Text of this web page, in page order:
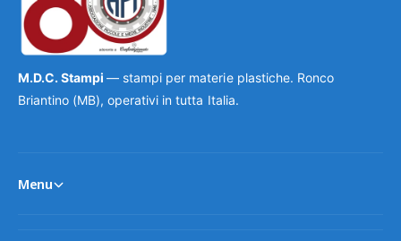
M.D.C. Stampi— stampi per materie plastiche. Ronco
Briantino (MB), operativi in tutta Italia.
Menu